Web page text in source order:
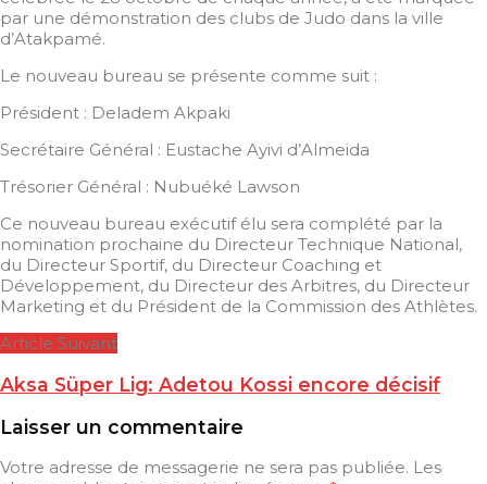
par une démonstration des clubs de Judo dans la ville
d’Atakpamé.
Le nouveau bureau se présente comme suit :
Président : Deladem Akpaki
Secrétaire Général : Eustache Ayivi d’Almeida
Trésorier Général : Nubuéké Lawson
Ce nouveau bureau exécutif élu sera complété par la
nomination prochaine du Directeur Technique National,
du Directeur Sportif, du Directeur Coaching et
Développement, du Directeur des Arbitres, du Directeur
Marketing et du Président de la Commission des Athlètes.
Article Suivant
Aksa Süper Lig: Adetou Kossi encore décisif
Laisser un commentaire
Votre adresse de messagerie ne sera pas publiée. Les